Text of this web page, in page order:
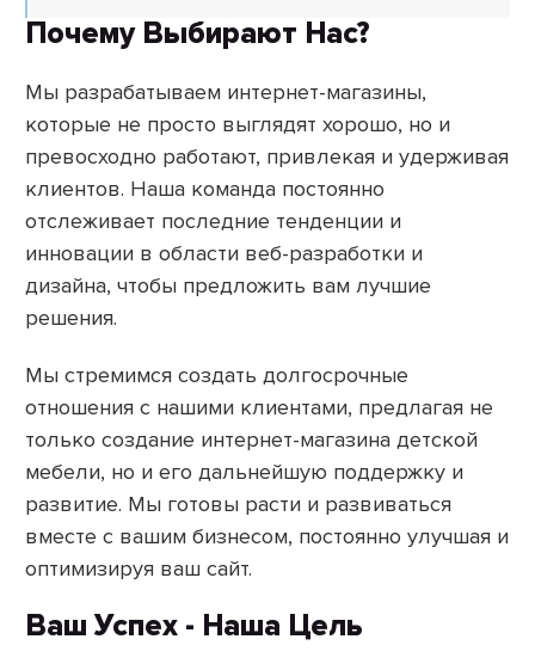
Почему Выбирают Нас?
Мы разрабатываем интернет-магазины,
которые не просто выглядят хорошо, но и
превосходно работают, привлекая и удерживая
клиентов. Наша команда постоянно
отслеживает последние тенденции и
инновации в области веб-разработки и
дизайна, чтобы предложить вам лучшие
решения.
Мы стремимся создать долгосрочные
отношения с нашими клиентами, предлагая не
только создание интернет-магазина детской
мебели, но и его дальнейшую поддержку и
развитие. Мы готовы расти и развиваться
вместе с вашим бизнесом, постоянно улучшая и
оптимизируя ваш сайт.
Ваш Успех - Наша Цель